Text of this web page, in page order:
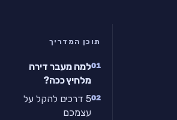
תוכן המדריך
למה מעבר דירה
מלחיץ ככה?
5 דרכים להקל על
עצמכם